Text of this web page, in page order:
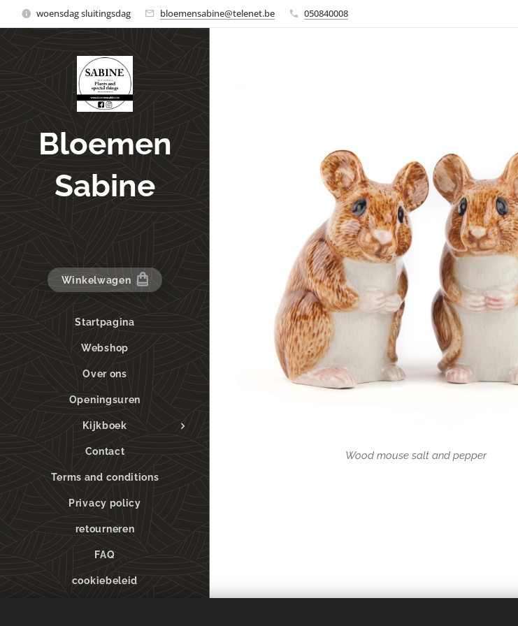
woensdag sluitingsdag bloemensabine@telenet.be 050840008
Bloemen
Sabine
Winkelwagen
Startpagina
Webshop
Over ons
Openingsuren
Kijkboek
Contact
Terms and conditions
Privacy policy
retourneren
FAQ
cookiebeleid
Wood mouse salt and pepper